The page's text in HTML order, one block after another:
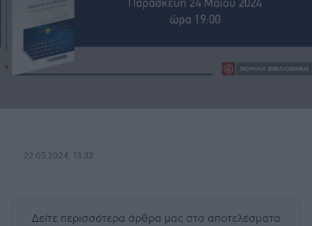
22.05.2024, 13:33
Δείτε περισσότερα άρθρα μας στα αποτελέσματα